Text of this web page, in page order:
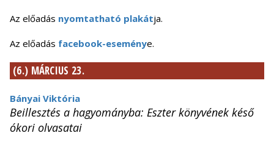
Az előadás nyomtatható plakátja.
Az előadás facebook-eseménye.
(6.) MÁRCIUS 23.
Bányai Viktória
Beillesztés a hagyományba: Eszter könyvének késő
ókori olvasatai